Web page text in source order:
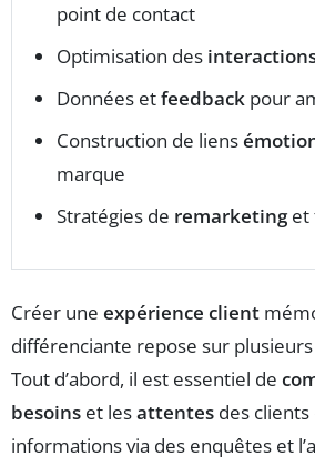
point de contact
Optimisation des
Données etfeedback pour
Construction de liens
marque
Stratégies de remarketinget
Créer une expérience client
différenciante repose sur plusieurs
Tout d’abord, il est essentiel de
besoins et lesattentes des
informations via des enquêtes et